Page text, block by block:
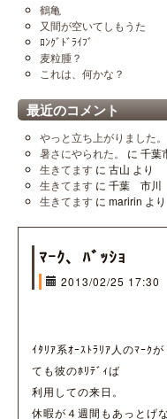
鶴亀
又間が空いてしもうた
ﾛﾝｸﾞﾄﾞﾗｲﾌﾞ
麦粒腫？
これは、何かな？
最近のコメント
やっと立ち上がりました。
暑さにやられた。
に 千葉
生きてます に 古山 より
生きてます に 千葉 市川
生きてます に maririn より
ﾏｰｸ、ﾊﾞｯｼｮ
2013/02/25 17:30
ｲﾀﾘｱ系ｵｰｽﾄﾗﾘｱ人のﾏｰｸ
ても彼のﾎﾘﾃﾞｨば
利用しての来日。
休暇が４週間もあっとげ